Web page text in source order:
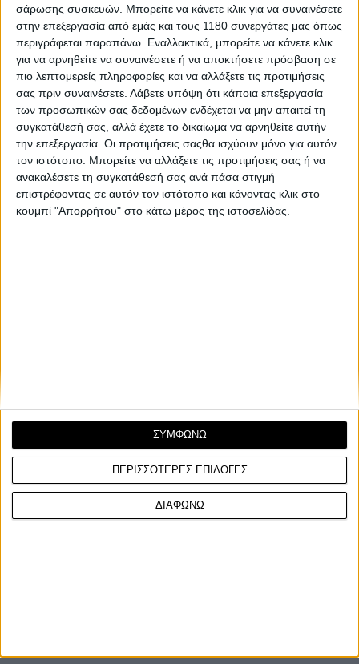
σάρωσης συσκευών. Μπορείτε να κάνετε κλικ για να συναινέσετε
στην επεξεργασία από εμάς και τους 1180 συνεργάτες μας όπως
περιγράφεται παραπάνω. Εναλλακτικά, μπορείτε να κάνετε κλικ
για να αρνηθείτε να συναινέσετε ή να αποκτήσετε πρόσβαση σε
πιο λεπτομερείς πληροφορίες και να αλλάξετε τις προτιμήσεις
σας πριν συναινέσετε. Λάβετε υπόψη ότι κάποια επεξεργασία
των προσωπικών σας δεδομένων ενδέχεται να μην απαιτεί τη
συγκατάθεσή σας, αλλά έχετε το δικαίωμα να αρνηθείτε αυτήν
την επεξεργασία. Οι προτιμήσεις σαςθα ισχύουν μόνο για αυτόν
τον ιστότοπο. Μπορείτε να αλλάξετε τις προτιμήσεις σας ή να
ανακαλέσετε τη συγκατάθεσή σας ανά πάσα στιγμή
επιστρέφοντας σε αυτόν τον ιστότοπο και κάνοντας κλικ στο
κουμπί "Απορρήτου" στο κάτω μέρος της ιστοσελίδας.
ΠΕΡΙΣΣΟΤΕΡΕΣ ΕΠΙΛΟΓΕΣ
ΔΙΑΦΩΝΩ
ΣΥΜΦΩΝΩ
Thrust Motor – Νέες εκδόσεις Plus για τα Explorer
300 και X-SUV 300
Τα σκούτερ X-SUV 300 GT ABS, TFT και Explorer 300 GT ABS,
TFT εμπλουτίζονται με επιπλέον εξοπλισμό για να
δημιουργήσουν τις εκδόσεις Plus. Τα επιπλέον στοιχεία που
διαχωρίζουν τα βασικά από τα Plus...
Επικαιρότητα
Thrust: Ετοιμοπαράδοτη η γκάμα των 300ριών
scooter στην ελληνική αγορά
Με τα Huracan 300, Explorer 300 GT και X-SUV 300 GT, τα
οποία είναι ετοιμοπαράδοτα στην ελληνική αγο...